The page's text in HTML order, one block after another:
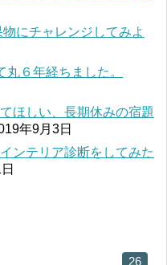
にチャレンジしてみよ
６年経ちました。
ほしい、長期休みの宿題
年9月3日
ンテリア診断をしてみた
26